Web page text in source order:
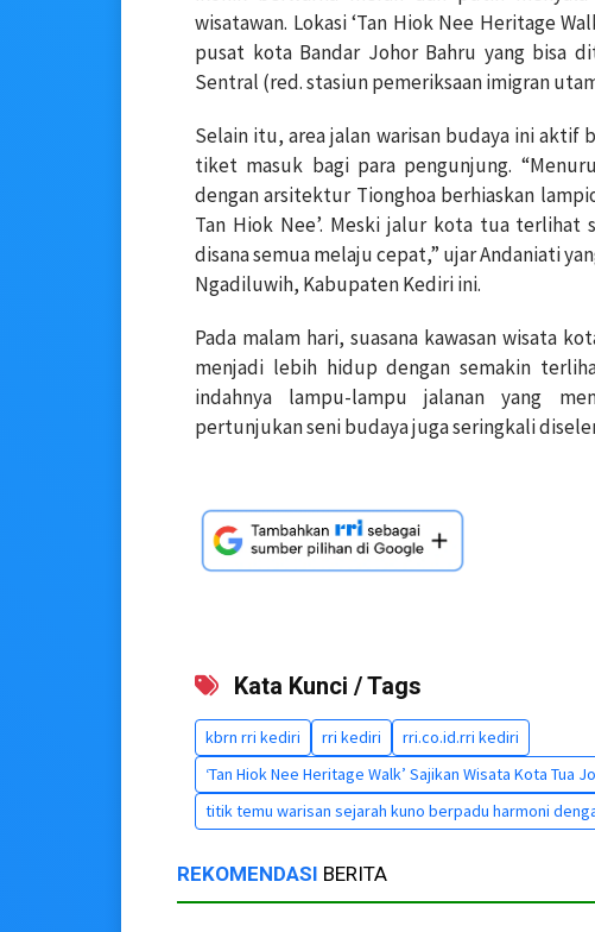
wisatawan. Lokasi ‘Tan Hiok Nee Heritage
pusat kota Bandar Johor Bahru yang bisa
Sentral (red. stasiun pemeriksaan imigran
Selain itu, area jalan warisan budaya ini aktif
tiket masuk bagi para pengunjung.
dengan arsitektur Tionghoa berhiaskan
Tan Hiok Nee’. Meski jalur kota tua
disana semua melaju cepat,” ujar Andaniati
Ngadiluwih, Kabupaten Kediri ini.
Pada malam hari, suasana kawasan wisata
menjadi lebih hidup dengan semakin
indahnya lampu-lampu jalanan yang
pertunjukan seni budaya juga seringkali
Kata Kunci / Tags
kbrn rri kediri rri kediri
rri.co.id.rri kediri
‘Tan Hiok Nee Heritage Walk’ Sajikan Wisata Kota Tua
titik temu warisan sejarah kuno berpadu harmoni
REKOMENDASI BERITA